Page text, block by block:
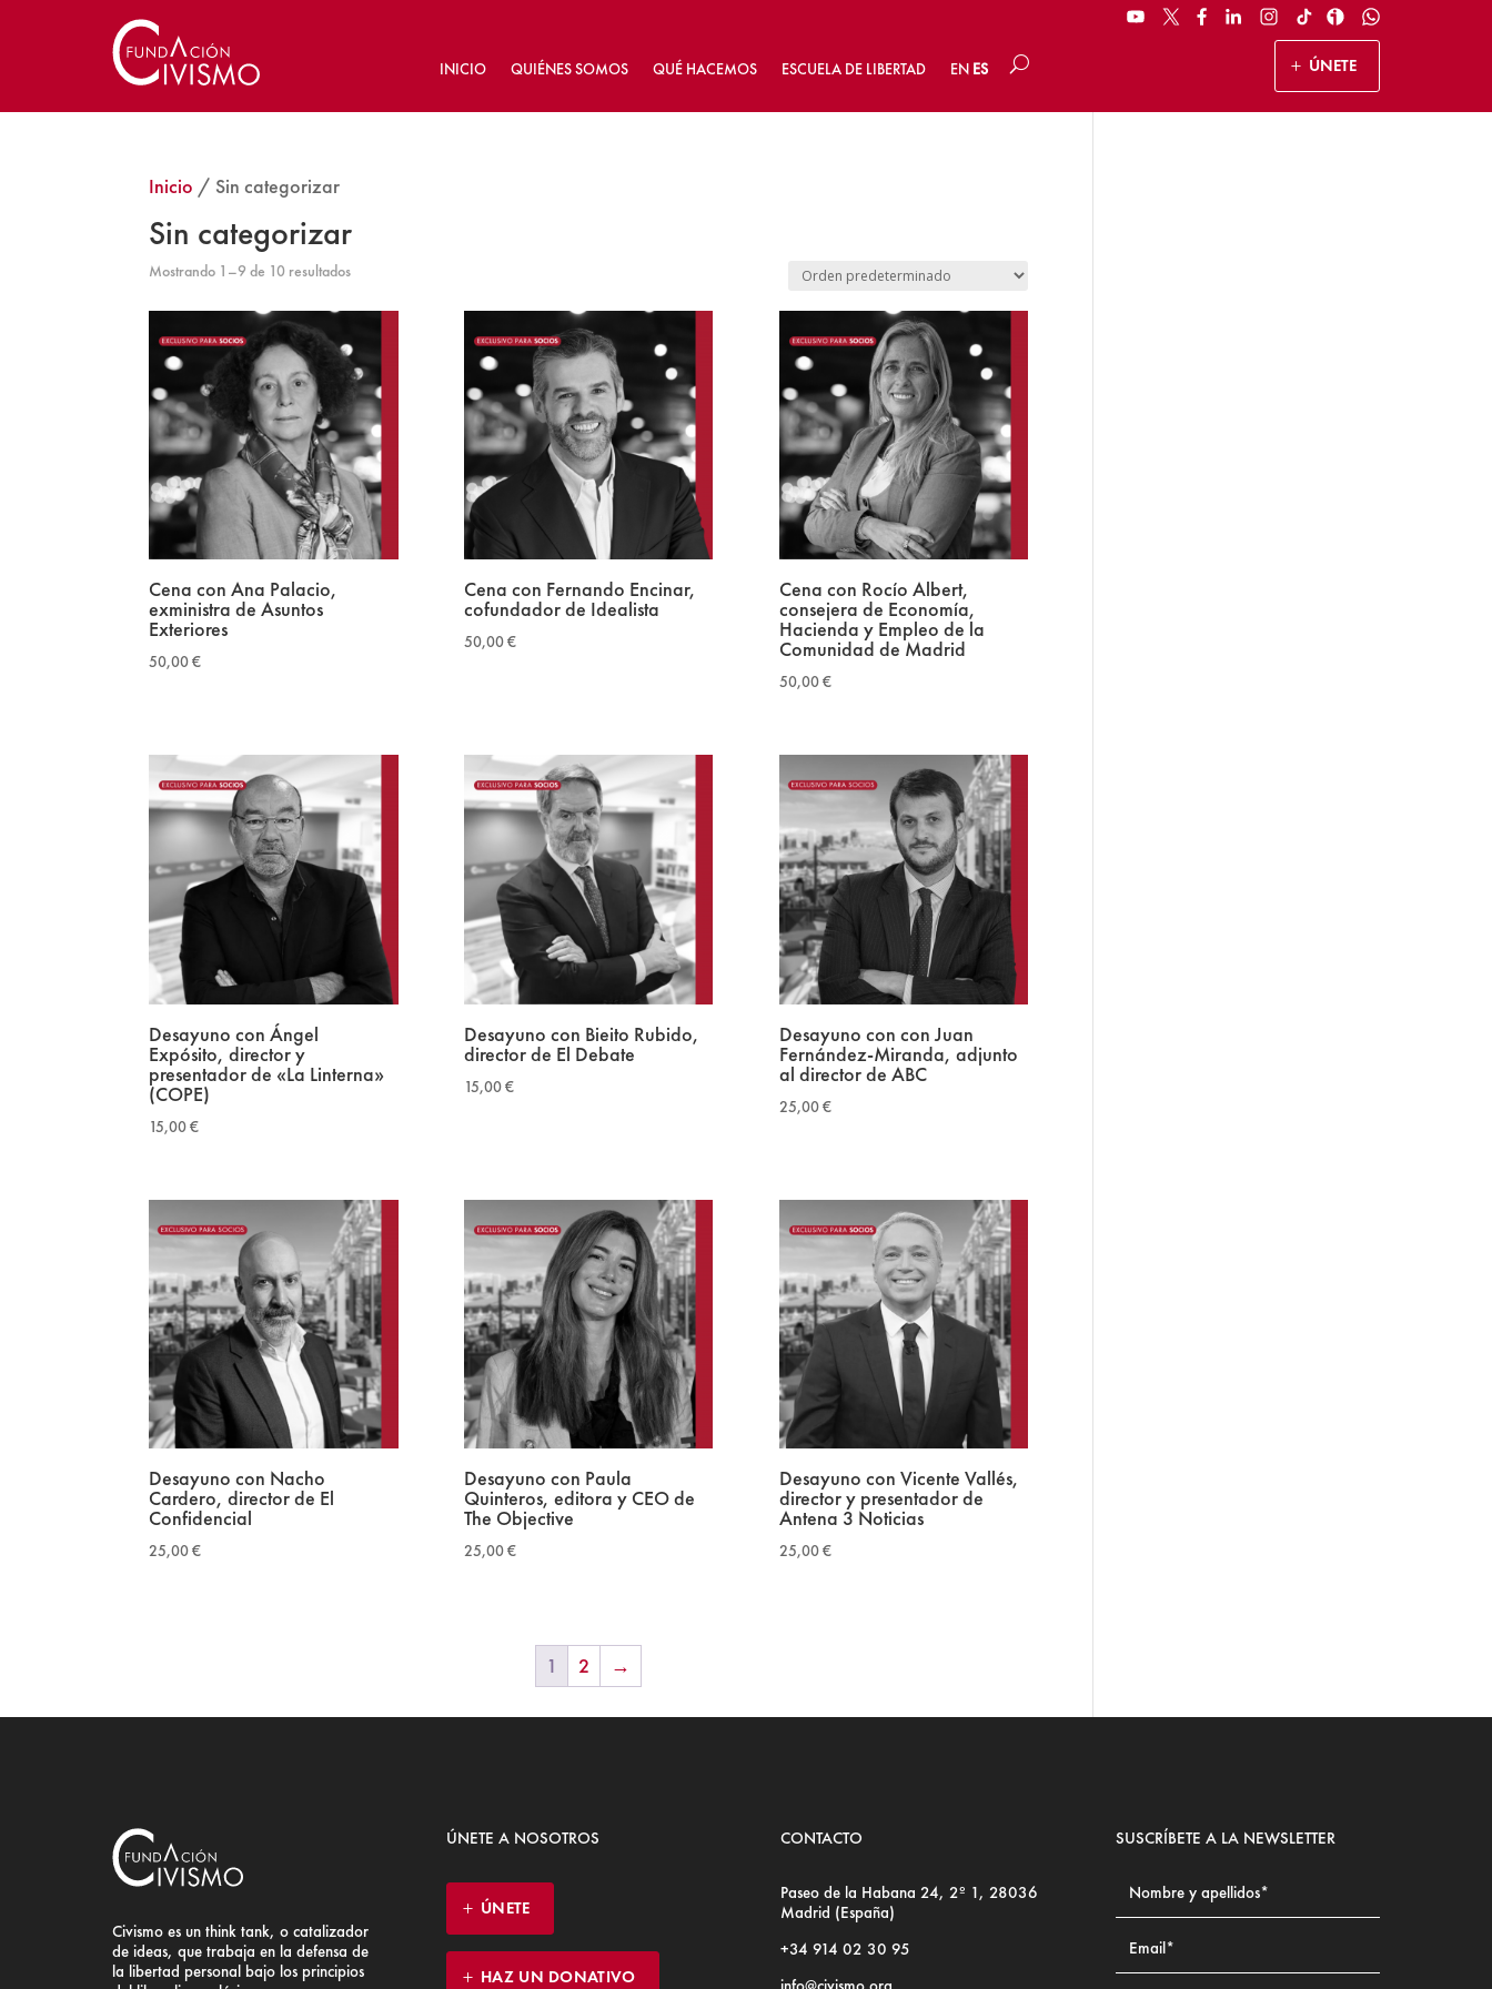
INICIO QUIÉNES SOMOS QUÉ HACEMOS ESCUELA DE LIBERTAD EN ES ÚNETE
Inicio / Sin categorizar
Sin categorizar
Mostrando 1–9 de 10 resultados
Cena con Ana Palacio,
exministra de Asuntos
Exteriores
50,00€
Cena con Fernando Encinar,
cofundador de Idealista
50,00€
Cena con Rocío Albert,
consejera de Economía,
Hacienda y Empleo de la
Comunidad de Madrid
50,00€
Desayuno con Ángel
Expósito, director y
presentador de «La Linterna»
(COPE)
15,00€
Desayuno con Bieito Rubido,
director de El Debate
15,00€
Desayuno con con Juan
Fernández-Miranda, adjunto
al director de ABC
25,00€
Desayuno con Nacho
Cardero, director de El
Confidencial
25,00€
Desayuno con Paula
Quinteros, editora y CEO de
The Objective
25,00€
Desayuno con Vicente Vallés,
director y presentador de
Antena 3 Noticias
25,00€
1 2 →
Civismo es un think tank, o catalizador
de ideas, que trabaja en la defensa de
la libertad personal bajo los principios
ÚNETE A NOSOTROS
ÚNETE
HAZ UN DONATIVO
CONTACTO
Paseo de la Habana 24, 2º 1, 28036
Madrid (España)
+34 914 02 30 95
SUSCRÍBETE A LA NEWSLETTER